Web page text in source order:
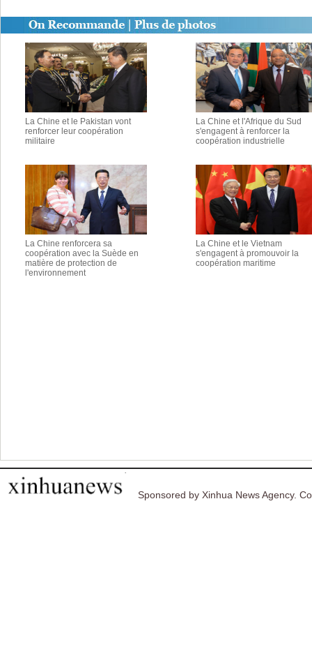
La Chine et le Pakistan vont
renforcer leur coopération
militaire
La Chine et l'Afrique du Sud
s'engagent à renforcer la
coopération industrielle
La Chine renforcera sa
coopération avec la Suède en
matière de protection de
l'environnement
La Chine et le Vietnam
s'engagent à promouvoir la
coopération maritime
Sponsored by Xinhua News Agency.